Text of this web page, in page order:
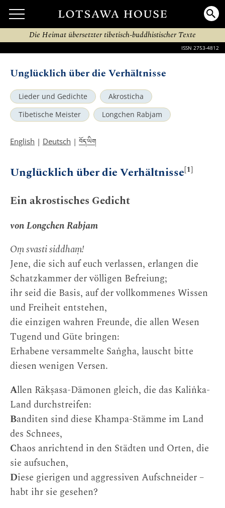
Die Heimat übersetzter tibetisch-buddhistischer Texte
ISSN 2753-4812
Unglücklich über die Verhältnisse
Lieder und Gedichte
Akrosticha
Tibetische Meister
Longchen Rabjam
English | Deutsch | བོད་ཡིག
Unglücklich über die Verhältnisse[1]
Ein akrostisches Gedicht
von Longchen Rabjam
Oṃ svasti siddhaṃ!
Jene, die sich auf euch verlassen, erlangen die
Schatzkammer der völligen Befreiung;
ihr seid die Basis, auf der vollkommenes Wissen
und Freiheit entstehen,
die einzigen wahren Freunde, die allen Wesen
Tugend und Güte bringen:
Erhabene versammelte Saṅgha, lauscht bitte
diesen wenigen Versen.
Allen Rākṣasa-Dämonen gleich, die das Kaliṅka-
Land durchstreifen:
Banditen sind diese Khampa-Stämme im Land
des Schnees,
Chaos anrichtend in den Städten und Orten, die
sie aufsuchen,
Diese gierigen und aggressiven Aufschneider –
habt ihr sie gesehen?